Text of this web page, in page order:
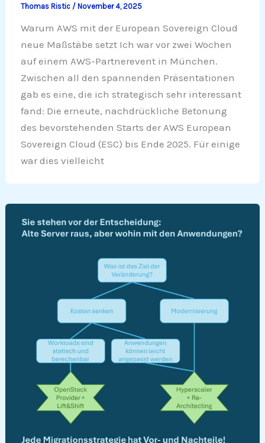
Thomas Ristic / November 4, 2025
Warum AWS mit der European Sovereign Cloud
neue Maßstäbe setzt Ich war vor zwei Wochen
auf einem AWS-Partnerevent in München.
Zwischen all den spannenden Präsentationen
gab es eine, die ich strategisch sehr interessant
fand: Die erneute, nachdrückliche Betonung
des bevorstehenden Starts der AWS European
Sovereign Cloud (ESC) bis Ende 2025. Für einige
war dies vielleicht